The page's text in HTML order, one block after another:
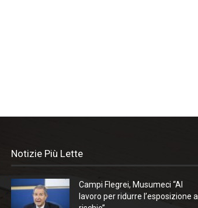
Notizie Più Lette
Campi Flegrei, Musumeci “Al
lavoro per ridurre l’esposizione al